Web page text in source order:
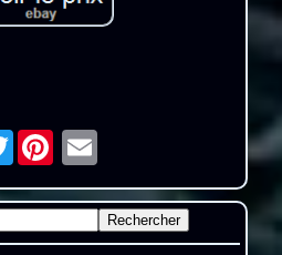
Twitter Email